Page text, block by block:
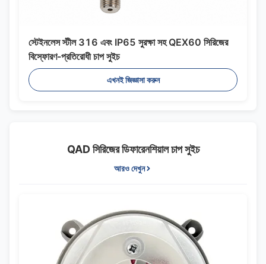
স্টেইনলেস স্টীল 316 এবং IP65 সুরক্ষা সহ QEX60 সিরিজের
বিস্ফোরণ-প্রতিরোধী চাপ সুইচ
এখনই জিজ্ঞাসা করুন
QAD সিরিজের ডিফারেনশিয়াল চাপ সুইচ
আরও দেখুন